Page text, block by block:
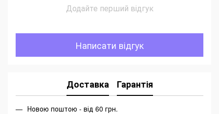
Додайте перший відгук
Написати відгук
Доставка Гарантія
Новою поштою - від 60 грн.